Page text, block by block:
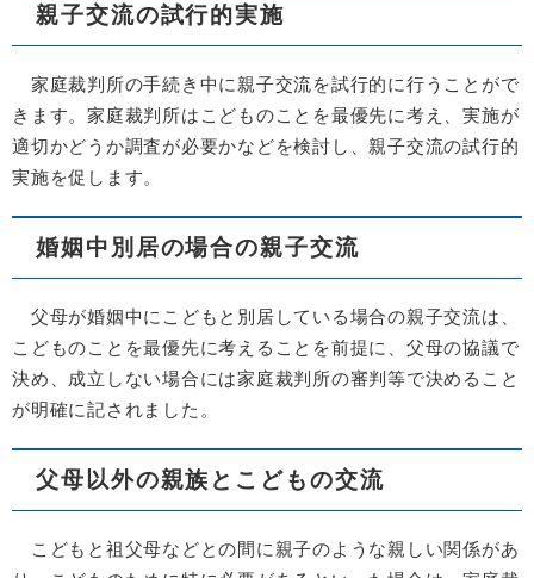
親子交流の試行的実施
家庭裁判所の手続き中に親子交流を試行的に行うことがで
きます。家庭裁判所はこどものことを最優先に考え、実施が
適切かどうか調査が必要かなどを検討し、親子交流の試行的
実施を促します。
婚姻中別居の場合の親子交流
父母が婚姻中にこどもと別居している場合の親子交流は、
こどものことを最優先に考えることを前提に、父母の協議で
決め、成立しない場合には家庭裁判所の審判等で決めること
が明確に記されました。
父母以外の親族とこどもの交流
こどもと祖父母などとの間に親子のような親しい関係があ